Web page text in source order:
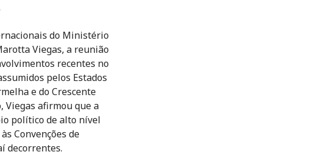
do Ministério
Viegas, a reunião
recentes no
pelos Estados
e do Crescente
Viegas afirmou que a
político de alto nível
Convenções de
decorrentes.